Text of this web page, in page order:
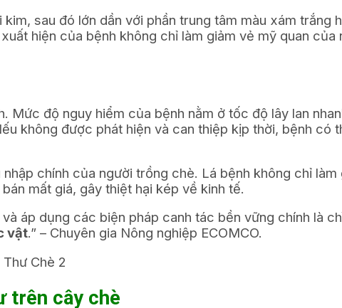
sau đó lớn dần với phần trung tâm màu xám trắng
hiện của bệnh không chỉ làm giảm vẻ mỹ quan của
Mức độ nguy hiểm của bệnh nằm ở tốc độ lây lan
không được phát hiện và can thiệp kịp thời, bệnh có
chính của người trồng chè. Lá bệnh không chỉ làm
mất giá, gây thiệt hại kép về kinh tế.
áp dụng các biện pháp canh tác bền vững chính là
vật.” – Chuyên gia Nông nghiệp ECOMCO.
trên cây chè